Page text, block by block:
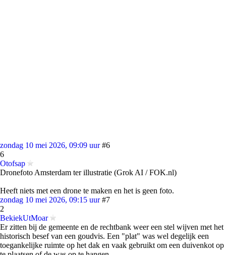
zondag 10 mei 2026, 09:09 uur #6
6
Otofsap
Dronefoto Amsterdam ter illustratie (Grok AI / FOK.nl)
Heeft niets met een drone te maken en het is geen foto.
zondag 10 mei 2026, 09:15 uur #7
2
BekiekUtMoar
Er zitten bij de gemeente en de rechtbank weer een stel wijven met het
historisch besef van een goudvis. Een "plat" was wel degelijk een
toegankelijke ruimte op het dak en vaak gebruikt om een duivenkot op